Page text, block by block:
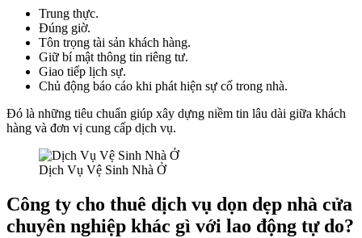
Trung thực.
Đúng giờ.
Tôn trọng tài sản khách hàng.
Giữ bí mật thông tin riêng tư.
Giao tiếp lịch sự.
Chủ động báo cáo khi phát hiện sự cố trong nhà.
Đó là những tiêu chuẩn giúp xây dựng niềm tin lâu dài giữa khách
hàng và đơn vị cung cấp dịch vụ.
Dịch Vụ Vệ Sinh Nhà Ở
Công ty cho thuê dịch vụ dọn dẹp nhà cửa
chuyên nghiệp khác gì với lao động tự do?